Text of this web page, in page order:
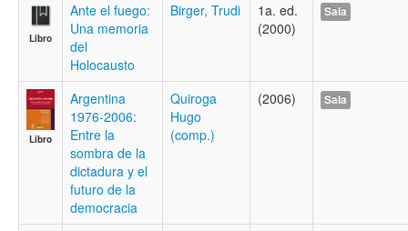
Libro
Ante el fuego:
Una memoria
del
Holocausto
Birger, Trudi
1a. ed.
(2000)
Sala
Libro
Argentina
1976-2006:
Entre la
sombra de la
dictadura y el
futuro de la
democracia
Quiroga
Hugo
(comp.)
(2006) Sala